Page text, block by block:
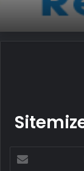
posta